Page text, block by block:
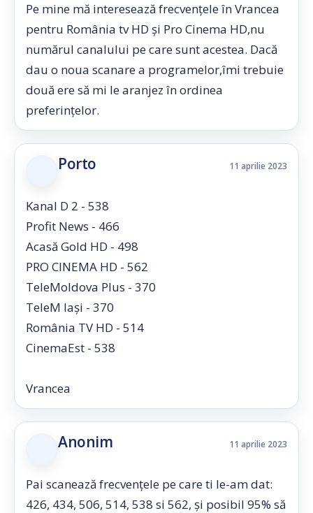
Pe mine mă interesează frecvențele în Vrancea
pentru România tv HD și Pro Cinema HD,nu
numărul canalului pe care sunt acestea. Dacă
dau o noua scanare a programelor,îmi trebuie
două ere să mi le aranjez în ordinea
preferințelor.
Porto 11 aprilie 2023
Kanal D 2 - 538
Profit News - 466
Acasă Gold HD - 498
PRO CINEMA HD - 562
TeleMoldova Plus - 370
TeleM Iași - 370
România TV HD - 514
CinemaEst - 538
Vrancea
Anonim 11 aprilie 2023
Pai scanează frecvențele pe care ti le-am dat:
426, 434, 506, 514, 538 si 562, și posibil 95% să